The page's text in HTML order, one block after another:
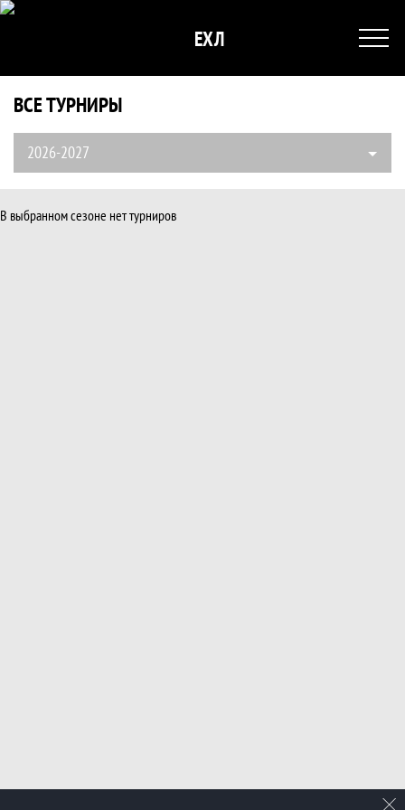
ЕХЛ
ВСЕ ТУРНИРЫ
2026-2027
Все турниры, ЕДИНАЯ ХОККЕЙНАЯ
Все турниры
В выбранном сезоне нет турниров